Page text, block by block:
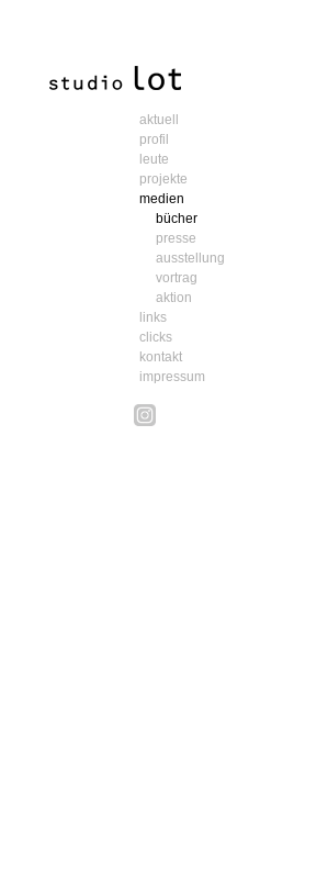
aktuell
profil
leute
projekte
medien
bücher
presse
ausstellung
vortrag
aktion
links
clicks
kontakt
impressum